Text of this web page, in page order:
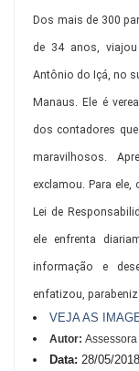
Dos mais de 300
de 34 anos,
Antônio do Içá, no
Manaus. Ele é
dos contadores
maravilhosos.
exclamou. Para
Lei de
ele enfrenta
informação e
enfatizou,
VEJA AS
Autor:
Data: 28/05/2018